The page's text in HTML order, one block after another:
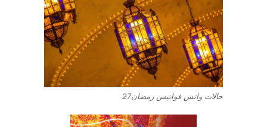
حالات واتس فوانيس رمضان27